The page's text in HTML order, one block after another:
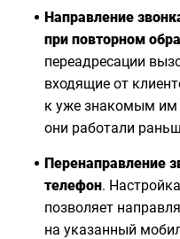
Направление
при повторном
переадресации
входящие от
к уже знакомым им
они работали
Перенаправление
телефон.
позволяет
на указанный